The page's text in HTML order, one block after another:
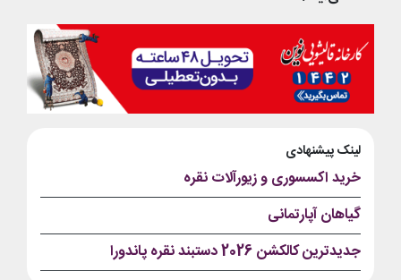
لینک پیشنهادی
خرید اکسسوری و زیورآلات نقره
گیاهان آپارتمانی
جدیدترین کالکشن 2026 دستبند نقره پاندورا